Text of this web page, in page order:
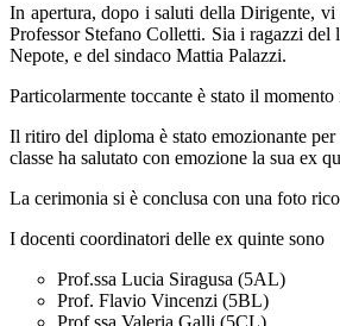
In apertura, dopo i saluti della Dirigente, vi
Professor Stefano Colletti. Sia i ragazzi del
Nepote, e del sindaco Mattia Palazzi.
Particolarmente toccante è stato il
Il ritiro del diploma è stato emozionante
classe ha salutato con emozione la sua ex
La cerimonia si è conclusa con una foto
I docenti coordinatori delle ex quinte sono
Prof.ssa Lucia Siragusa (5AL)
Prof. Flavio Vincenzi (5BL)